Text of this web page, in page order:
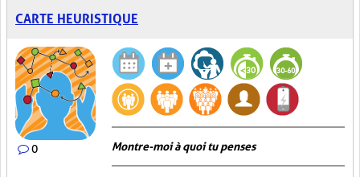
CARTE HEURISTIQUE
0 Montre-moi à quoi tu penses